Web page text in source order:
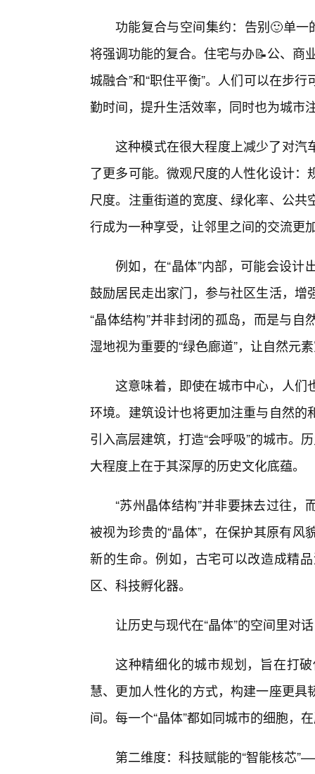
功能复合与空间集约：告别🙂单一
将强调功能的复合。住宅与办📝公、商
城融合”和“职住平衡”。人们可以在步
勤时间，提升生活效率，同时也为城市
这种模式在很大程度上减少了对汽
了更多可能。微观尺度的人性化设计
尺度。注重街道的宽度、绿化率、公
行成为一种享受，让邻里之间的交流更
例如，在“晶体”内部，可能会设
鼓励居民走出家门，参与社区生活，
“晶体结构”并非封闭的孤岛，而是与
湿地视为重要的“绿色廊道”，让自然元
这意味着，即使在城市中心，人们
环境。建筑设计也将更加注重与自然
引入高层建筑，打造“会呼吸”的城市。
大程度上在于其深厚的历史文化底蕴。
“苏州晶体结构”并非要抹去过往
被视为珍贵的“晶体”，在保护其原有
新的生命。例如，古宅可以改造成精
区、科技孵化器。
让历史与现代在“晶体”的空间里对
这种精细化的城市规划，旨在打
慧、更加人性化的方式，构建一座更
间。每一个“晶体”都如同城市的细胞，
第二维度：科技赋能的“智能核芯